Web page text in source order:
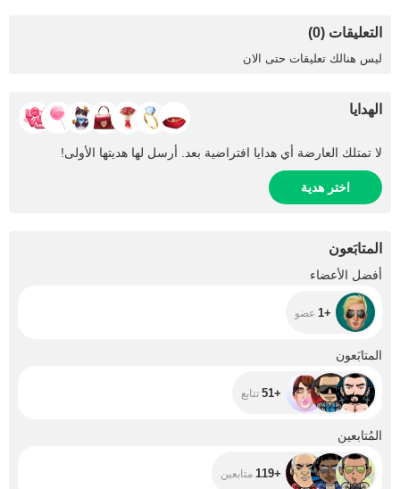
التعليقات (0)
ليس هنالك تعليقات حتى الان
الهدايا
لا تمتلك العارضة أي هدايا افتراضية بعد. أرسل لها هديتها الأولى!
اختر هدية
المتابَعون
أفضل الأعضاء
+1 عضو
المتابَعون
+51 تتابع
المُتابعين
+119 متابعين